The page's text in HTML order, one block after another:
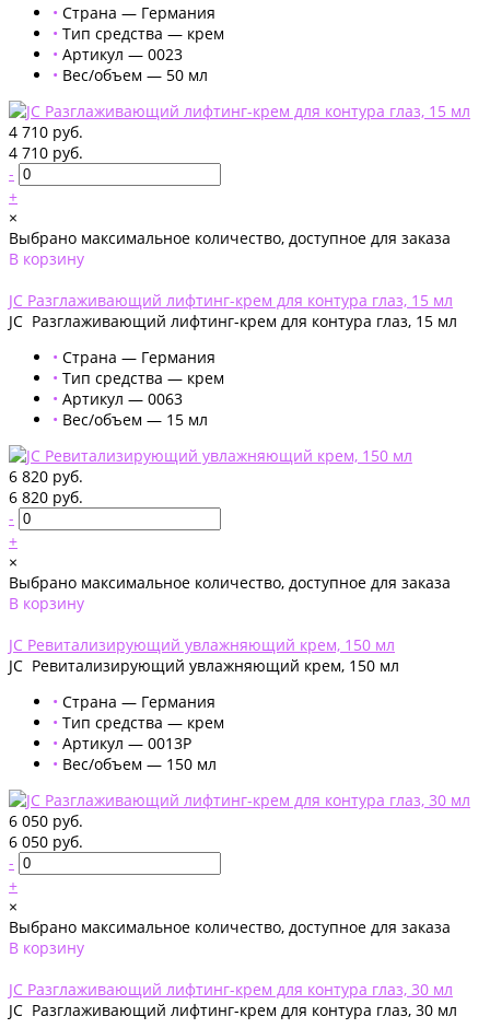
• Страна — Германия
• Тип средства — крем
• Артикул — 0023
• Вес/объем — 50 мл
4 710 руб.
4 710 руб.
-
+
×
Выбрано максимальное количество, доступное для заказа
В корзину
JC Разглаживающий лифтинг-крем для контура глаз, 15 мл
JC Разглаживающий лифтинг-крем для контура глаз, 15 мл
• Страна — Германия
• Тип средства — крем
• Артикул — 0063
• Вес/объем — 15 мл
6 820 руб.
6 820 руб.
-
+
×
Выбрано максимальное количество, доступное для заказа
В корзину
JC Ревитализирующий увлажняющий крем, 150 мл
JC Ревитализирующий увлажняющий крем, 150 мл
• Страна — Германия
• Тип средства — крем
• Артикул — 0013P
• Вес/объем — 150 мл
6 050 руб.
6 050 руб.
-
+
×
Выбрано максимальное количество, доступное для заказа
В корзину
JC Разглаживающий лифтинг-крем для контура глаз, 30 мл
JC Разглаживающий лифтинг-крем для контура глаз, 30 мл